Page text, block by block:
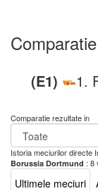
(E1)
1.
Comparatie rezultate in
Istoria meciurilor directe
Borussia Dortmund : 8
Ultimele meciuri